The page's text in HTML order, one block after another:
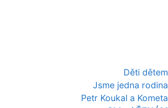
Děti dětem
Jsme jedna rodina
Petr Koukal a Kometa